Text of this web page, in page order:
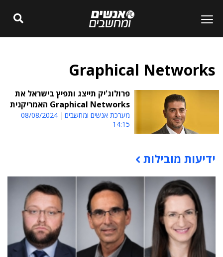
Graphical Networks
פרולוג'יק תייצג ותפיץ בישראל את
Graphical Networks האמריקנית
מערכת אנשים ומחשבים
08/08/2024
14:15
תוכן פרסומי
ידיעות מובילות